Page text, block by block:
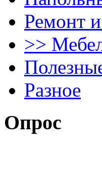
Ремонт
>>
Разное
Опрос